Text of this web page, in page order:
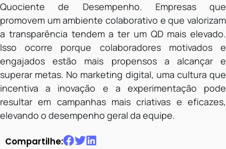
Quociente de Desempenho. Empresas que
promovem um ambiente colaborativo e que valorizam
a transparência tendem a ter um QD mais elevado.
Isso ocorre porque colaboradores motivados e
engajados estão mais propensos a alcançar e
superar metas. No marketing digital, uma cultura que
incentiva a inovação e a experimentação pode
resultar em campanhas mais criativas e eficazes,
elevando o desempenho geral da equipe.
Compartilhe: